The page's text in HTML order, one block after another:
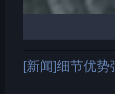
[新闻]细节优